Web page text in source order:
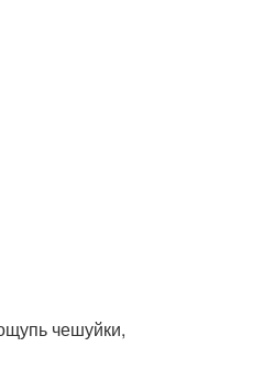
чешуйки,